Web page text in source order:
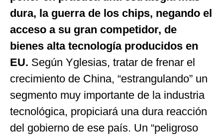
dura, la guerra de los chips, negando el
acceso a su gran competidor, de
bienes alta tecnología producidos en
EU. Según Yglesias, tratar de frenar el
crecimiento de China, “estrangulando” un
segmento muy importante de la industria
tecnológica, propiciará una dura reacción
del gobierno de ese país. Un “peligroso